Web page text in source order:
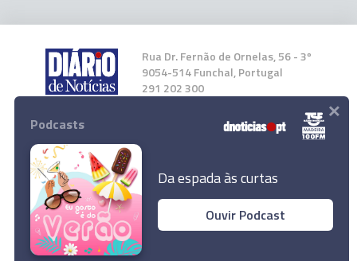
Rua Dr. Fernão de Ornelas, 56 - 3º
9054-514 Funchal, Portugal
291 202 300
Instale a nossa App
© 2023 Empresa Diário de Notícias, Lda.
Todos os direitos reservados.
Podcasts
Da espada às curtas
Ouvir Podcast
×